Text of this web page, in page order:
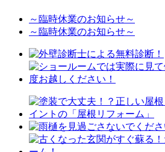
～臨時休業のお知らせ～
～臨時休業のお知らせ～